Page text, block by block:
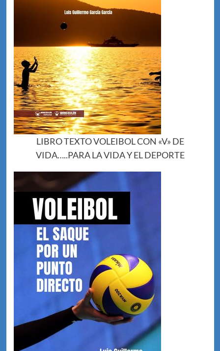
LIBRO TEXTO VOLEIBOL CON «V» DE
VIDA…..PARA LA VIDA Y EL DEPORTE